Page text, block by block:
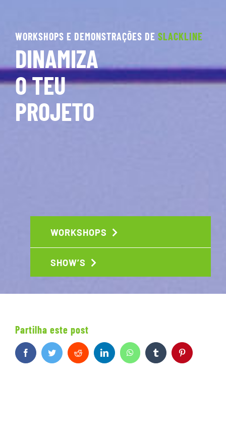
WORKSHOPS E DEMONSTRAÇÕES DE SLACKLINE
DINAMIZA
O TEU
PROJETO
WORKSHOPS
SHOW’S
Partilha este post
FacebookTwitter Reddit LinkedIn WhatsAppTumblr Pinterest